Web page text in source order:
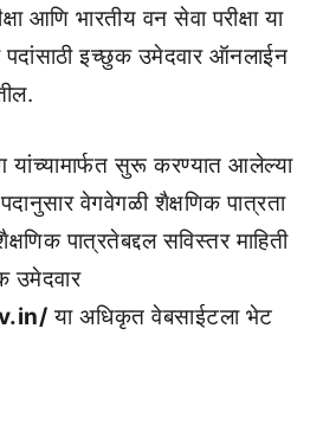
आणि भारतीय वन सेवा परीक्षा या
इच्छुक उमेदवार ऑनलाईन
सुरू करण्यात आलेल्या
वेगवेगळी शैक्षणिक पात्रता
पात्रतेबद्दल सविस्तर माहिती
उमेदवार
या अधिकृत वेबसाईटला भेट